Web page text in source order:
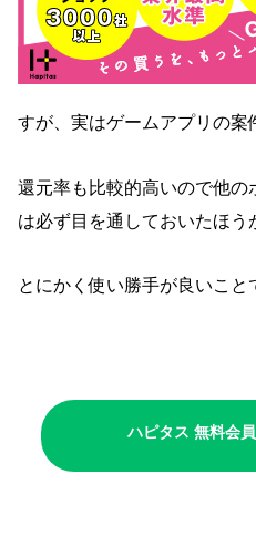
すが、実はゲームアプリの案
還元率も比較的高いので他の
は必ず目を通しておいたほう
とにかく使い勝手が良いこと
ハピタス 無料会